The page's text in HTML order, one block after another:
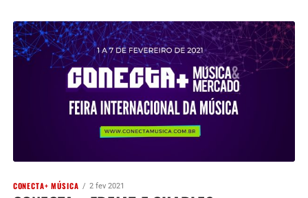
CONECTA+ MÚSICA 2 fev 2021